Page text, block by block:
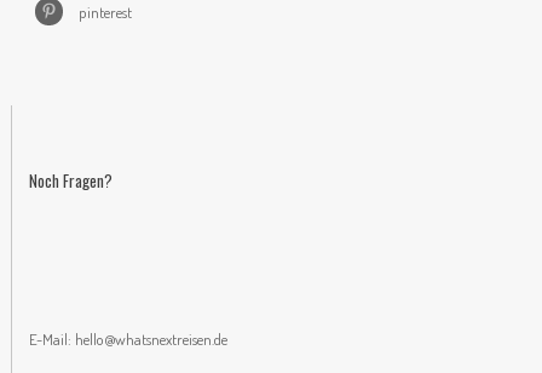
pinterest
Noch Fragen?
E-Mail: hello@whatsnextreisen.de